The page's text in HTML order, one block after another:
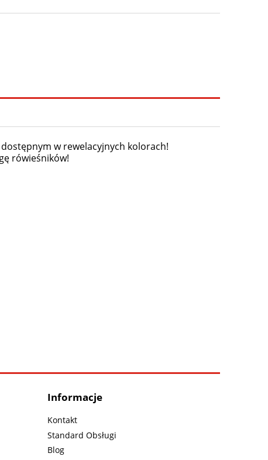
dostępnym w rewelacyjnych kolorach!
rówieśników!
Informacje
Kontakt
Standard Obsługi
Blog